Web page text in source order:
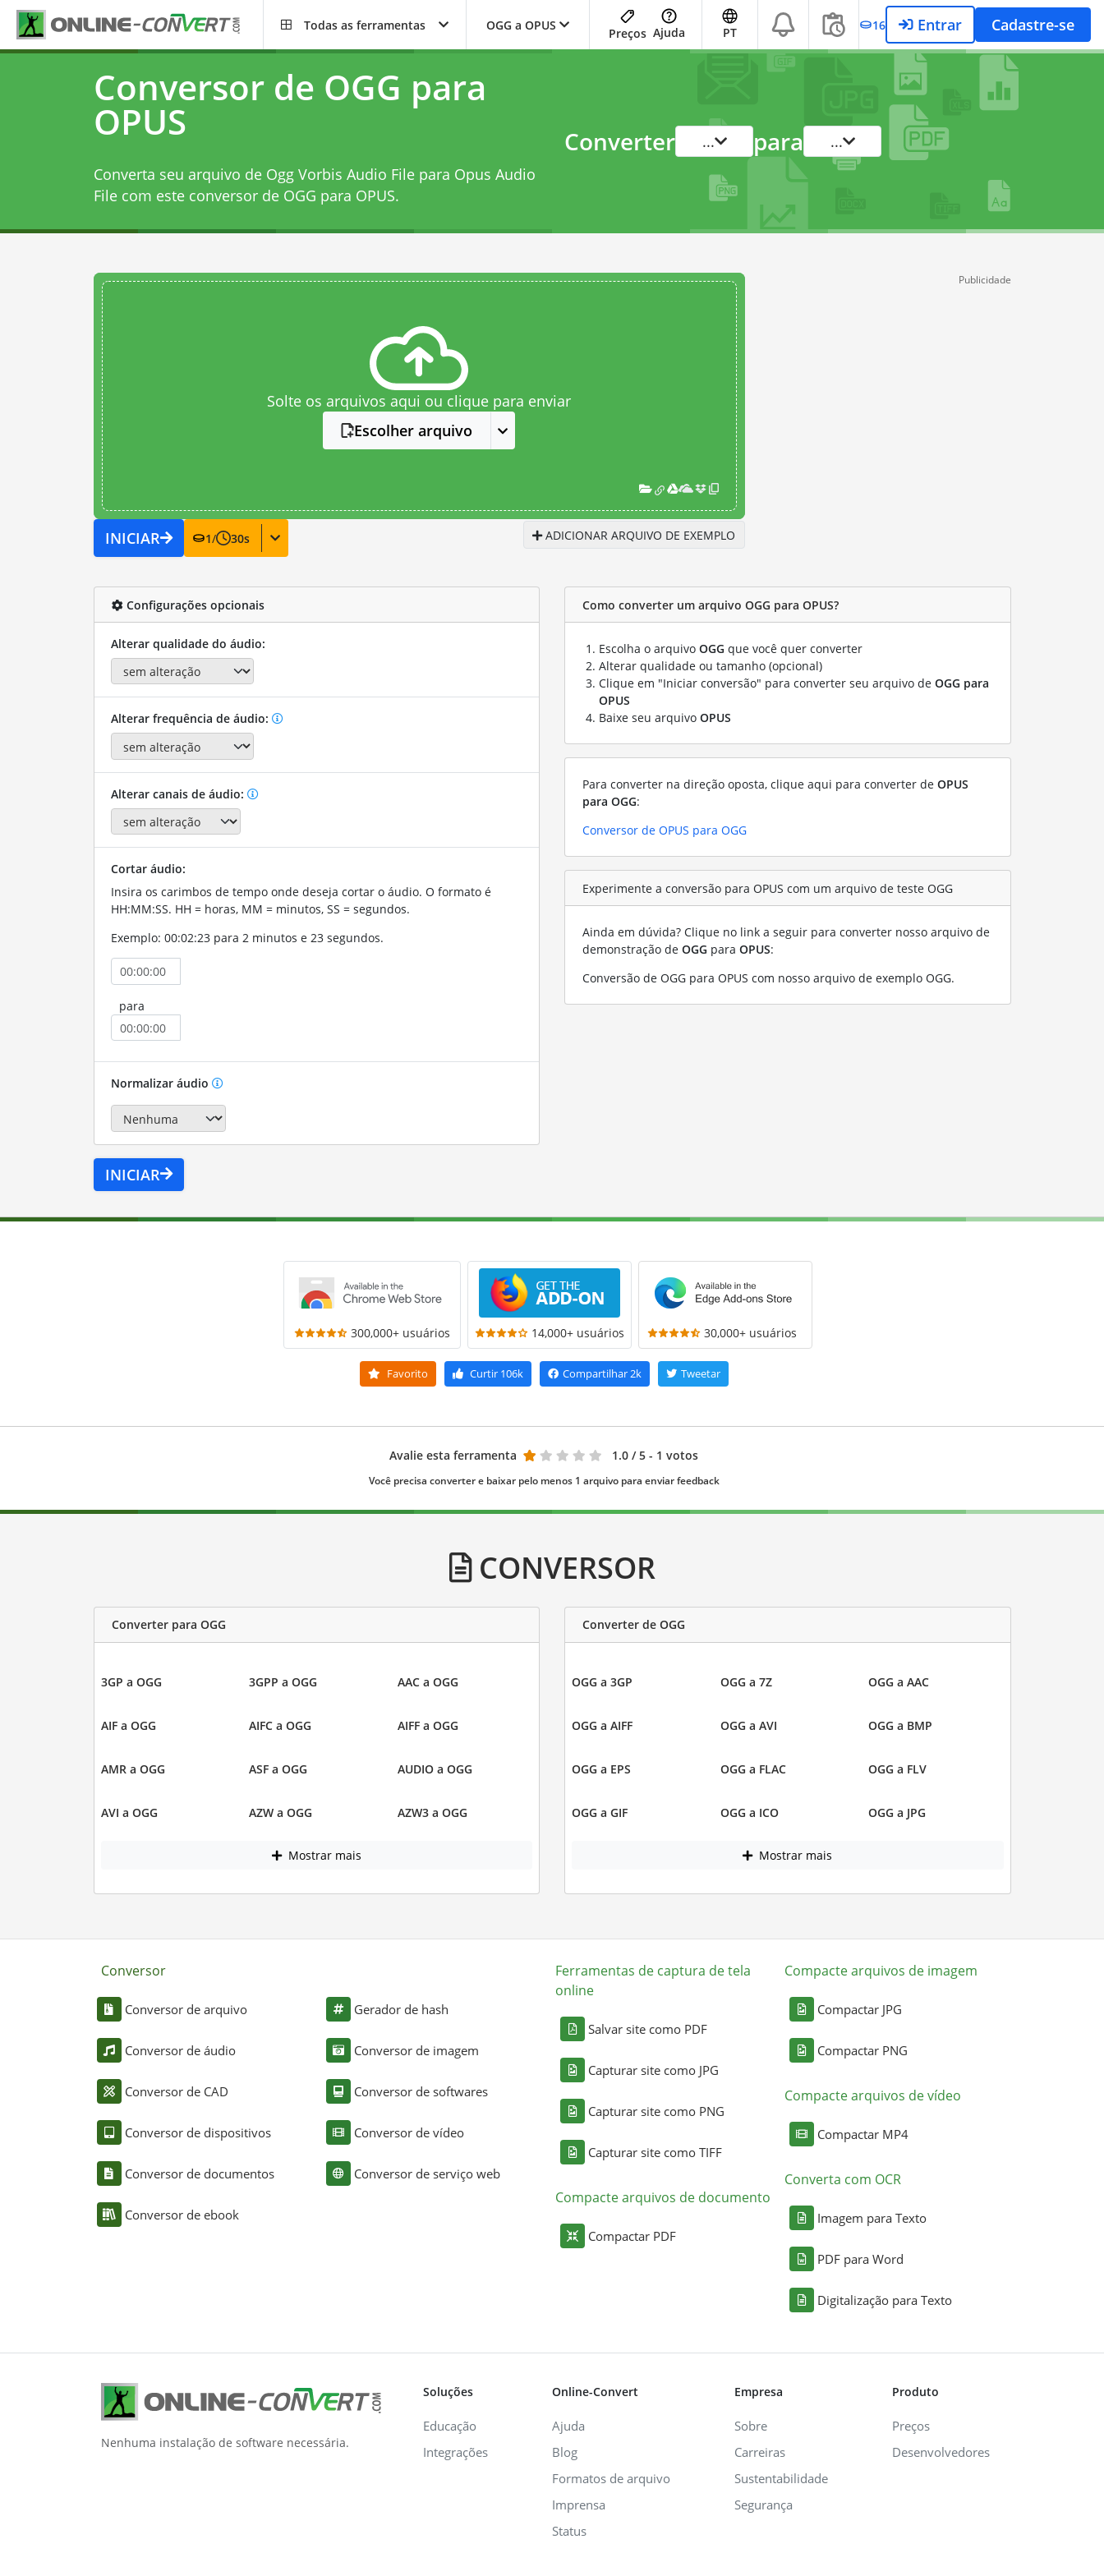
Todas as ferramentas OGG a OPUS
Preços Ajuda PT 16 Entrar Cadastre-se
Conversor de OGG para
OPUS
Converta seu arquivo de Ogg Vorbis Audio File para Opus Audio
File com este conversor de OGG para OPUS.
Converter ... para ...
Solte os arquivos aqui ou clique para enviar
Escolher arquivo
INICIAR 1/ 30s ADICIONAR ARQUIVO DE EXEMPLO
Publicidade
Configurações opcionais
Alterar qualidade do áudio:
Alterar frequência de áudio:
Alterar canais de áudio:
Cortar áudio:
Insira os carimbos de tempo onde deseja cortar o áudio. O formato é
HH:MM:SS. HH = horas, MM = minutos, SS = segundos.
Exemplo: 00:02:23 para 2 minutos e 23 segundos.
para
Normalizar áudio
INICIAR
Como converter um arquivo OGG para OPUS?
Escolha o arquivo OGG que você quer converter
Alterar qualidade ou tamanho (opcional)
Clique em "Iniciar conversão" para converter seu arquivo de OGG para
OPUS
Baixe seu arquivo OPUS
Para converter na direção oposta, clique aqui para converter de OPUS
para OGG:
Conversor de OPUS para OGG
Experimente a conversão para OPUS com um arquivo de teste OGG
Ainda em dúvida? Clique no link a seguir para converter nosso arquivo de
demonstração de OGG para OPUS:
Conversão de OGG para OPUS com nosso arquivo de exemplo OGG.
300,000+ usuários 14,000+ usuários 30,000+ usuários
Favorito Curtir106k Compartilhar2k Tweetar
Avalie esta ferramenta 1.0 / 5 - 1 votos
Você precisa converter e baixar pelo menos 1 arquivo para enviar feedback
CONVERSOR
Converter para OGG
3GP a OGG 3GPP a OGG AAC a OGG
AIF a OGG AIFC a OGG AIFF a OGG
AMR a OGG ASF a OGG AUDIO a OGG
AVI a OGG AZW a OGG AZW3 a OGG
Mostrar mais
Converter de OGG
OGG a 3GP OGG a 7Z OGG a AAC
OGG a AIFF OGG a AVI OGG a BMP
OGG a EPS OGG a FLAC OGG a FLV
OGG a GIF OGG a ICO OGG a JPG
Mostrar mais
Conversor
Conversor de arquivo
Conversor de áudio
Conversor de CAD
Conversor de dispositivos
Conversor de documentos
Conversor de ebook
Gerador de hash
Conversor de imagem
Conversor de softwares
Conversor de vídeo
Conversor de serviço web
Ferramentas de captura de tela
online
Salvar site como PDF
Capturar site como JPG
Capturar site como PNG
Capturar site como TIFF
Compacte arquivos de documento
Compactar PDF
Compacte arquivos de imagem
Compactar JPG
Compactar PNG
Compacte arquivos de vídeo
Compactar MP4
Converta com OCR
Imagem para Texto
PDF para Word
Digitalização para Texto
Nenhuma instalação de software necessária.
Soluções
Educação
Integrações
Online-Convert
Ajuda
Blog
Formatos de arquivo
Imprensa
Status
Empresa
Sobre
Carreiras
Sustentabilidade
Segurança
Produto
Preços
Desenvolvedores